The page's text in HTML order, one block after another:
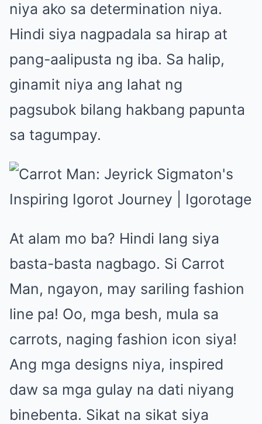
niya ako sa determination niya.
Hindi siya nagpadala sa hirap at
pang-aalipusta ng iba. Sa halip,
ginamit niya ang lahat ng
pagsubok bilang hakbang papunta
sa tagumpay.
At alam mo ba? Hindi lang siya
basta-basta nagbago. Si Carrot
Man, ngayon, may sariling fashion
line pa! Oo, mga besh, mula sa
carrots, naging fashion icon siya!
Ang mga designs niya, inspired
daw sa mga gulay na dati niyang
binebenta. Sikat na sikat siya